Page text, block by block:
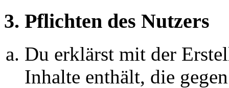
3. Pflichten des Nutzers
Du erklärst mit der
Inhalte enthält, die